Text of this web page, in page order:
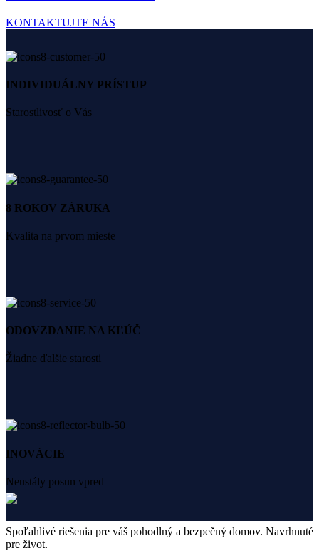
KONTAKTUJTE NÁS
INDIVIDUÁLNY PRÍSTUP
Starostlivosť o Vás
8 ROKOV ZÁRUKA
Kvalita na prvom mieste
ODOVZDANIE NA KĽÚČ
Žiadne ďalšie starosti
INOVÁCIE
Neustály posun vpred
Spoľahlivé riešenia pre váš pohodlný a bezpečný domov. Navrhnuté
pre život.